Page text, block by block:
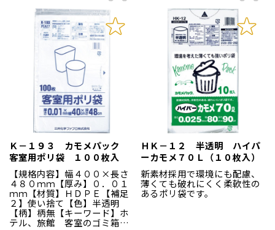
Ｋ－１９３ カモメパック
客室用ポリ袋 １００枚入
【規格内容】幅４００×長さ
４８０ｍｍ【厚み】０．０１
ｍｍ【材質】ＨＤＰＥ【補足
２】使い捨て【色】半透明
【柄】柄無【キーワード】ホ
テル、旅館 客室のゴミ箱に
ＨＫ－１２ 半透明 ハイパ
ーカモメ７０Ｌ（１０枚入）
新素材採用で環境にも配慮、
薄くても破れにくく柔軟性の
あるポリ袋です。